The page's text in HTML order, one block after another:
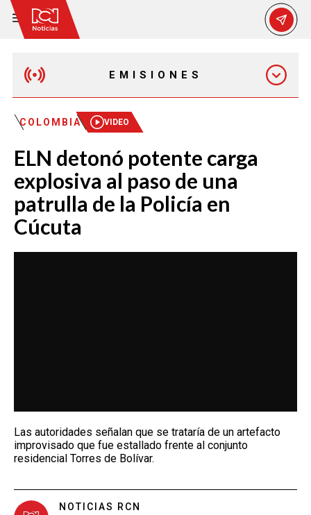
EMISIONES
EMISIÓN 12:30 PM
EMISIÓN 7:00 PM
COLOMBIA VIDEO
ELN detonó potente carga
explosiva al paso de una
patrulla de la Policía en
Cúcuta
Las autoridades señalan que se trataría de un artefacto
improvisado que fue estallado frente al conjunto
residencial Torres de Bolívar.
NOTICIAS RCN